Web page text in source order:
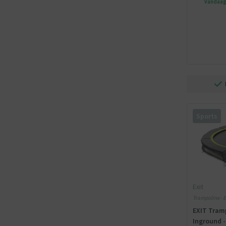
Exit
Trampoline -
EXIT
Inground